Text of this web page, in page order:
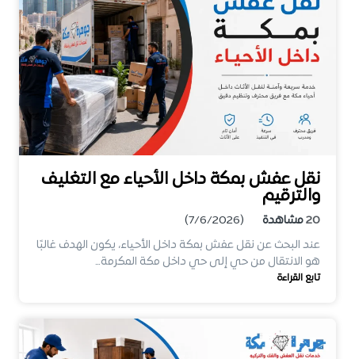
نقل عفش بمكة داخل الأحياء مع التغليف
والترقيم
20مشاهدة
(7/6/2026)
عند البحث عن نقل عفش بمكة داخل الأحياء، يكون الهدف غالبًا
هو الانتقال من حي إلى حي داخل مكة المكرمة…
تابع القراءة